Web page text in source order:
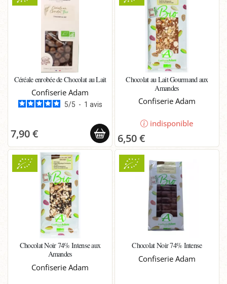
Céréale enrobée de Chocolat au Lait
Confiserie Adam
5/5 - 1 avis
7,90 €
Chocolat au Lait Gourmand aux
Amandes
Confiserie Adam
indisponible
6,50 €
Chocolat Noir 74% Intense aux
Amandes
Confiserie Adam
Chocolat Noir 74% Intense
Confiserie Adam